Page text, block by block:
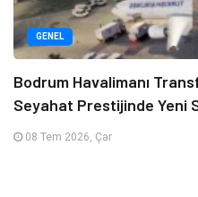
GENEL
Bodrum Havalimanı
Seyahat Prestijinde Yeni
08 Tem 2026, Çar